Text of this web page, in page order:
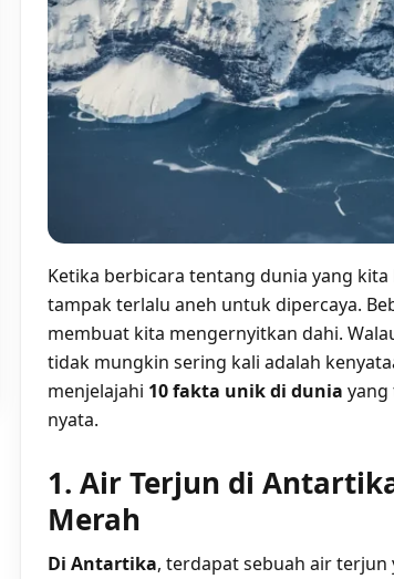
Ketika berbicara tentang dunia yang
tampak terlalu aneh untuk dipercaya.
membuat kita mengernyitkan dahi.
tidak mungkin sering kali adalah
menjelajahi 10 fakta unik di dunia yang
nyata.
1. Air Terjun di
Merah
Di Antartika, terdapat sebuah air